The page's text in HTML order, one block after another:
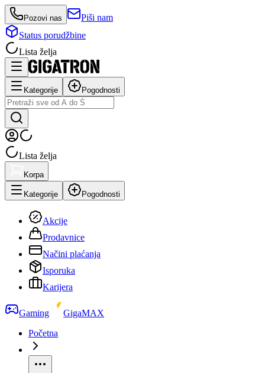
Pozovi nas
Piši nam
Status porudžbine
Lista želja
Kategorije Pogodnosti
Lista želja
Korpa
Kategorije Pogodnosti
Akcije
Prodavnice
Načini plaćanja
Isporuka
Karijera
Gaming
GigaMAX
Početna